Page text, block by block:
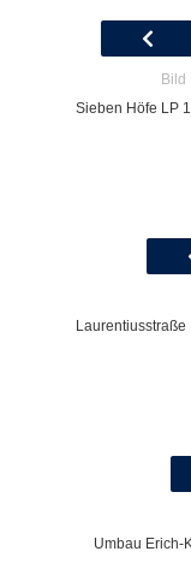
Bild
Sieben Höfe LP
Laurentiusstraße
Umbau Erich-